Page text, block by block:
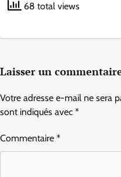
68 total views
Laisser un
Votre adresse e-mail ne sera
sont indiqués avec *
Commentaire *